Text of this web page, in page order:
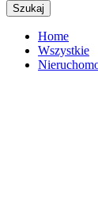
Szukaj
Home
Wszystkie